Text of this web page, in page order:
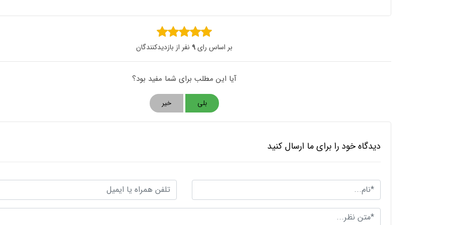
بر اساس رای9 نفر از بازدیدکنندگان
آیا این مطلب برای شما مفید بود؟
بلی خیر
دیدگاه خود را برای ما ارسال کنید